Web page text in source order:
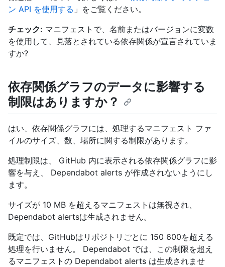
ン API を使用する 」をご覧ください。
チェック: マニフェストで、名前またはバージョンに変数
を使用して、見落とされている依存関係が宣言されていま
すか?
依存関係グラフのデータに影響する
制限はありますか？
はい、依存関係グラフには、処理するマニフェスト ファ
イルのサイズ、数、場所に関する制限があります。
処理制限は、 GitHub 内に表示される依存関係グラフに影
響を与え、 Dependabot alerts が作成されないようにし
ます。
サイズが 10 MB を超えるマニフェストは無視され、
Dependabot alertsは生成されません。
既定では、GitHubはリポジトリごとに 150 600を超える
処理を行いません。 Dependabot では、この制限を超え
るマニフェストの Dependabot alerts は生成されませ